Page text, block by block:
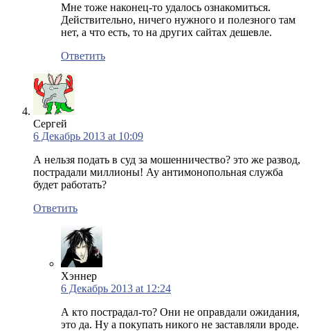
Мне тоже наконец-то удалось ознакомиться.
Действительно, ничего нужного и полезного там
нет, а что есть, то на других сайтах дешевле.
Ответить
Сергей
6 Декабрь 2013 at 10:09
А нельзя подать в суд за мошенничество? это же развод,
пострадали миллионы! Ау антимонопольная служба
будет работать?
Ответить
Хэннер
6 Декабрь 2013 at 12:24
А кто пострадал-то? Они не оправдали ожидания,
это да. Ну а покупать никого не заставляли вроде.